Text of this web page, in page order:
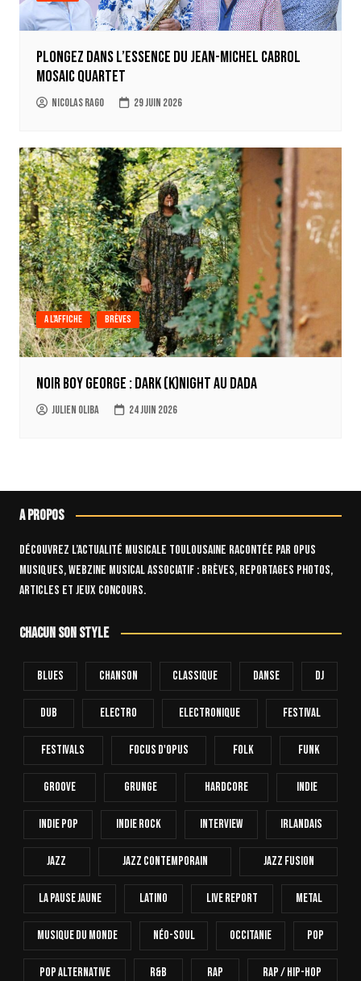
Plongez dans l’essence du Jean-Michel Cabrol
Mosaic Quartet
Nicolas Rago 29 juin 2026
A l'affiche Brèves
Noir Boy George : Dark (k)Night au Dada
Julien Oliba 24 juin 2026
A propos
Découvrez l’actualité musicale toulousaine racontée par OPUS
Musiques, webzine musical associatif : brèves, reportages photos,
articles et jeux concours.
Chacun son style
Blues Chanson Classique Danse Dj
Dub Electro Electronique FESTIVAL
Festivals Focus D'Opus Folk Funk
Groove Grunge Hardcore INDIE
Indie Pop Indie Rock Interview Irlandais
Jazz Jazz Contemporain Jazz Fusion
La Pause Jaune Latino Live Report Metal
Musique Du Monde Néo-Soul Occitanie Pop
Pop Alternative R&B Rap Rap / Hip-Hop